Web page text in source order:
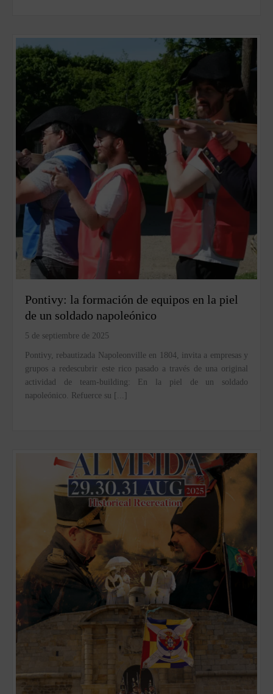
Pontivy: la formación de equipos en la piel
de un soldado napoleónico
5 de septiembre de 2025
Pontivy, rebautizada Napoleonville en 1804, invita a empresas y
grupos a redescubrir este rico pasado a través de una original
actividad de team-building: En la piel de un soldado
napoleónico. Refuerce su [...]